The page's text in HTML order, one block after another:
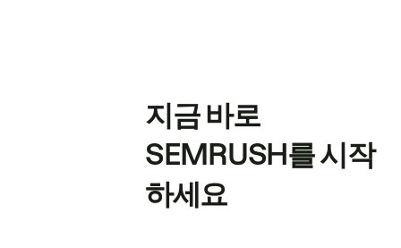
지금 바로
SEMRUSH를 시작
하세요